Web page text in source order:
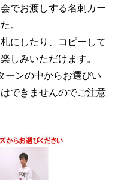
でお渡しする名刺カー
。
にしたり、コピーして
しみいただけます。
ーンの中からお選びい
できませんのでご注意